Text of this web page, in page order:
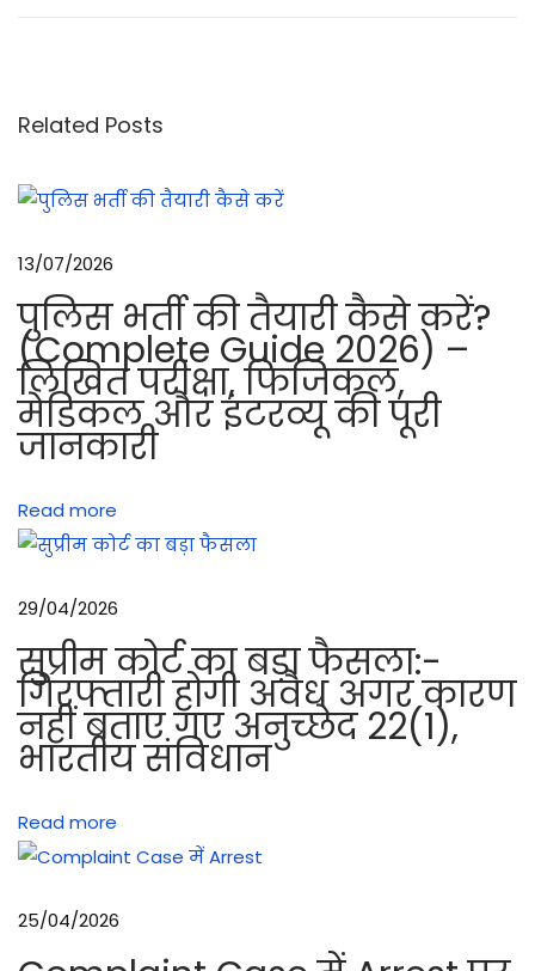
के
र
फा
य
र
के
अं
द
आ
ने
क
र
नी
चा
हि
ड्रि
ल
उ
Related Posts
13/07/2026
पुलिस भर्ती की तैयारी कैसे करें?
(Complete Guide 2026) –
लिखित परीक्षा, फिजिकल,
मेडिकल और इंटरव्यू की पूरी
जानकारी
Read more
29/04/2026
सुप्रीम कोर्ट का बड़ा फैसला:-
गिरफ्तारी होगी अवैध अगर कारण
नहीं बताए गए अनुच्छेद 22(1),
भारतीय संविधान
Read more
25/04/2026